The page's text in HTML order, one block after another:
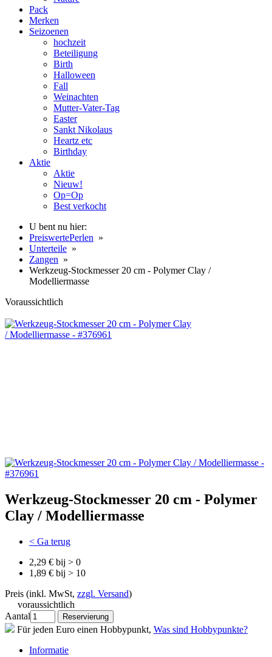
Pack
Merken
Seizoenen
hochzeit
Beteiligung
Birth
Halloween
Fall
Weinachten
Mutter-Vater-Tag
Easter
Sankt Nikolaus
Heartz etc
Birthday
Aktie
Aktie
Nieuw!
Op=Op
Best verkocht
U bent nu hier:
PreiswertePerlen »
Unterteile »
Zangen »
Werkzeug-Stockmesser 20 cm - Polymer Clay /
Modelliermasse
Voraussichtlich
Werkzeug-Stockmesser 20 cm - Polymer
Clay / Modelliermasse
< Ga terug
2,29 € bij > 0
1,89 € bij > 10
Preis (inkl. MwSt, zzgl. Versand)
voraussichtlich
Aantal
Für jeden Euro einen Hobbypunkt, Was sind Hobbypunkte?
Informatie